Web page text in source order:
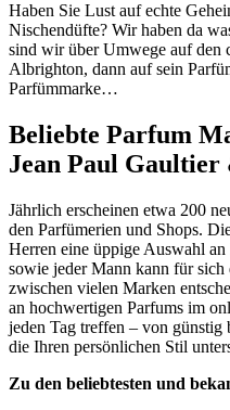
Haben Sie Lust auf echte
Nischendüfte? Wir haben da
sind wir über Umwege auf den
Albrighton, dann auf sein
Parfümmarke…
Beliebte Parfum
Jean Paul Gaultier
Jährlich erscheinen etwa 200
den Parfümerien und Shops.
Herren eine üppige Auswahl
sowie jeder Mann kann für sich
zwischen vielen Marken
an hochwertigen Parfums im
jeden Tag treffen – von
die Ihren persönlichen Stil
Zu den beliebtesten und